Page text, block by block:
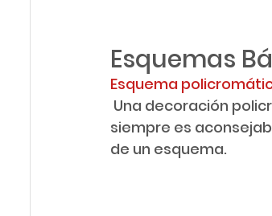
Esquemas
Esquema
siempre es
de un esquema.